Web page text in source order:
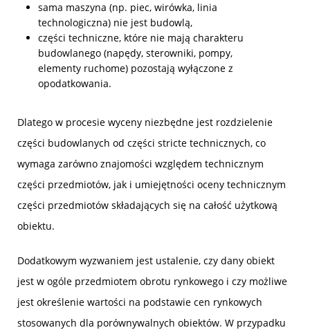
sama maszyna (np. piec, wirówka, linia
technologiczna) nie jest budowlą,
części techniczne, które nie mają charakteru
budowlanego (napędy, sterowniki, pompy,
elementy ruchome) pozostają wyłączone z
opodatkowania.
Dlatego w procesie wyceny niezbędne jest rozdzielenie
części budowlanych od części stricte technicznych, co
wymaga zarówno znajomości względem technicznym
części przedmiotów, jak i umiejętności oceny technicznym
części przedmiotów składających się na całość użytkową
obiektu.
Dodatkowym wyzwaniem jest ustalenie, czy dany obiekt
jest w ogóle przedmiotem obrotu rynkowego i czy możliwe
jest określenie wartości na podstawie cen rynkowych
stosowanych dla porównywalnych obiektów. W przypadku